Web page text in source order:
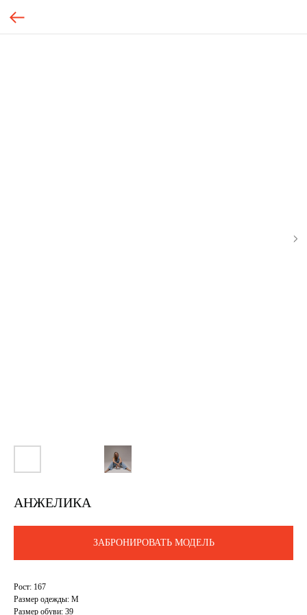
АНЖЕЛИКА
ЗАБРОНИРОВАТЬ МОДЕЛЬ
Рост: 167
Размер одежды: M
Размер обуви: 39